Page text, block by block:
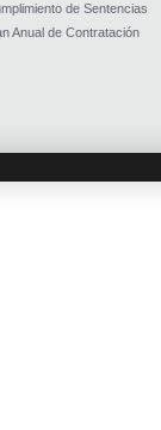
de Sentencias
Anual de Contratación